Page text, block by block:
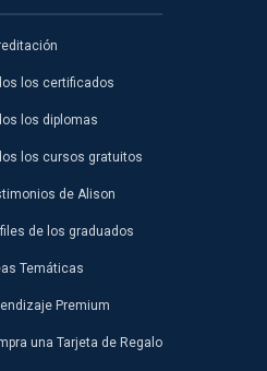
los certificados
los diplomas
los cursos gratuitos
de Alison
de los graduados
Temáticas
Premium
una Tarjeta de Regalo